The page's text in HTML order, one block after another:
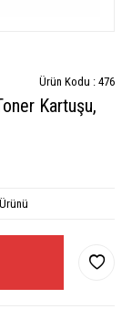
Ürün Kodu : 476
Kartuşu,
Ürünü